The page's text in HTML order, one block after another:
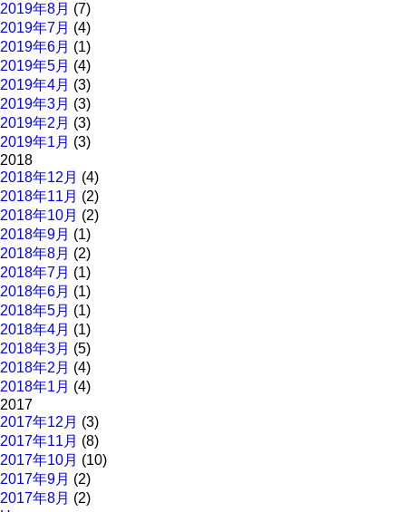
2019年8月 (7)
2019年7月 (4)
2019年6月 (1)
2019年5月 (4)
2019年4月 (3)
2019年3月 (3)
2019年2月 (3)
2019年1月 (3)
2018
2018年12月 (4)
2018年11月 (2)
2018年10月 (2)
2018年9月 (1)
2018年8月 (2)
2018年7月 (1)
2018年6月 (1)
2018年5月 (1)
2018年4月 (1)
2018年3月 (5)
2018年2月 (4)
2018年1月 (4)
2017
2017年12月 (3)
2017年11月 (8)
2017年10月 (10)
2017年9月 (2)
2017年8月 (2)